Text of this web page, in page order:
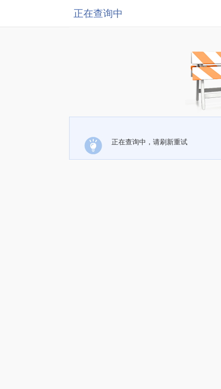
正在查询中
正在查询中，请刷新重试